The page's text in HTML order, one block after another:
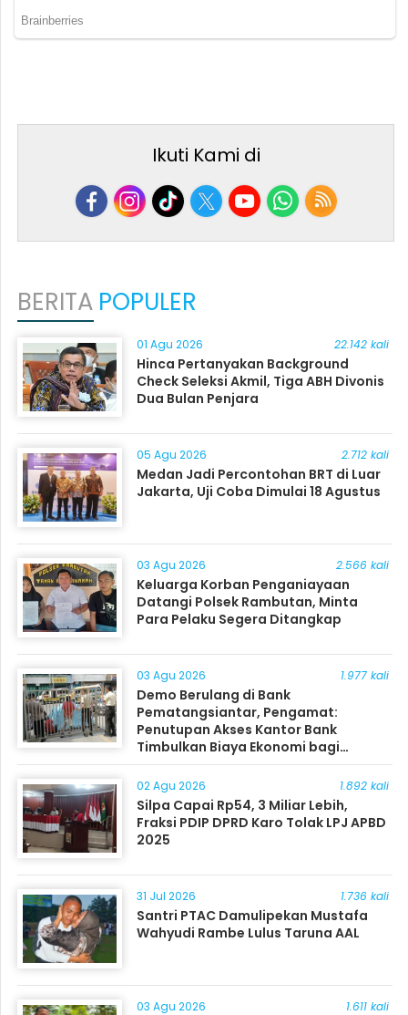
Ikuti Kami di
BERITA POPULER
01 Agu 2026 22.142 kali
Hinca Pertanyakan Background
Check Seleksi Akmil, Tiga ABH Divonis
Dua Bulan Penjara
05 Agu 2026 2.712 kali
Medan Jadi Percontohan BRT di Luar
Jakarta, Uji Coba Dimulai 18 Agustus
03 Agu 2026 2.566 kali
Keluarga Korban Penganiayaan
Datangi Polsek Rambutan, Minta
Para Pelaku Segera Ditangkap
03 Agu 2026 1.977 kali
Demo Berulang di Bank
Pematangsiantar, Pengamat:
Penutupan Akses Kantor Bank
Timbulkan Biaya Ekonomi bagi
Masyarakat
02 Agu 2026 1.892 kali
Silpa Capai Rp54, 3 Miliar Lebih,
Fraksi PDIP DPRD Karo Tolak LPJ APBD
2025
31 Jul 2026 1.736 kali
Santri PTAC Damulipekan Mustafa
Wahyudi Rambe Lulus Taruna AAL
03 Agu 2026 1.611 kali